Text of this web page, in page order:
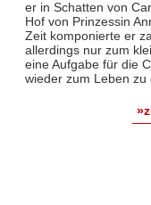
er in Schatten von
Hof von Prinzessin
Zeit komponierte er
allerdings nur zum
eine Aufgabe für die
wieder zum Leben zu